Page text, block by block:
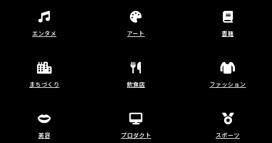
エンタメ アート 書籍
まちづくり 飲食店 ファッション
美容 プロダクト スポーツ